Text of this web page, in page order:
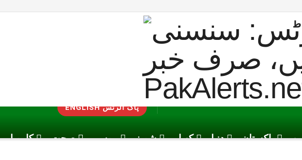
ENGLISH پاک الرٹس
کاروبار صحت موسم شوبز کھیل دنیا پاکستان